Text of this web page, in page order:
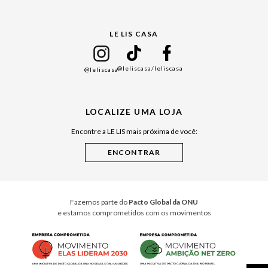
Cuidados Casa
LE LIS CASA
@leliscasa@leliscasa/leliscasa
LOCALIZE UMA LOJA
Encontre a LE LIS mais próxima de você:
Fazemos parte do Pacto Global da ONU
e estamos comprometidos com os movimentos